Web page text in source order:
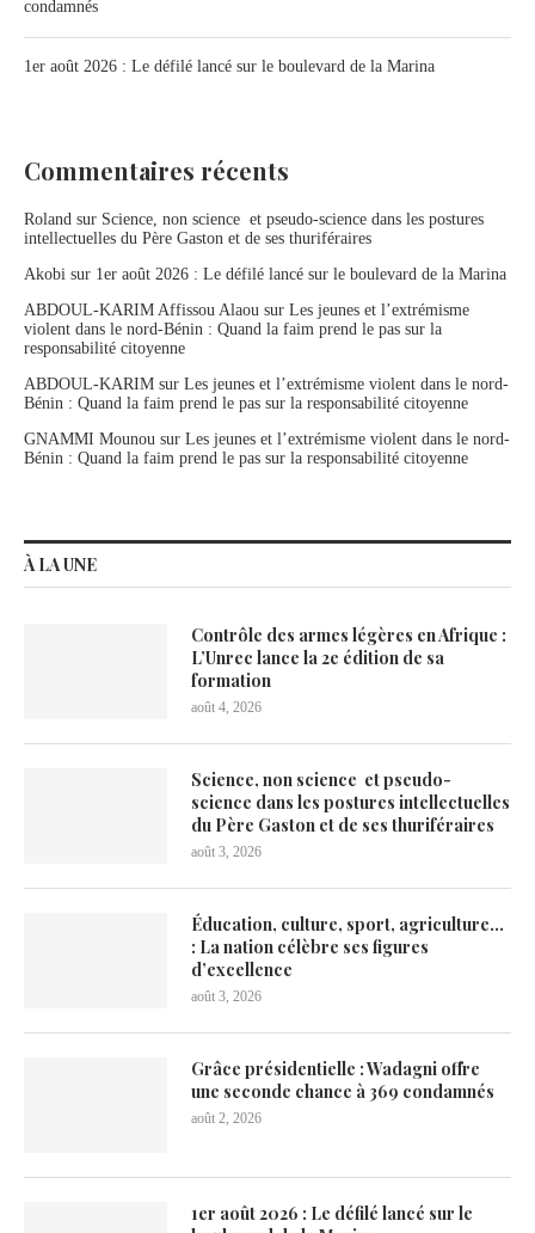
condamnés
1er août 2026 : Le défilé lancé sur le boulevard de la Marina
Commentaires récents
Roland sur Science, non science et pseudo-science dans les postures
intellectuelles du Père Gaston et de ses thuriféraires
Akobi sur 1er août 2026 : Le défilé lancé sur le boulevard de la Marina
ABDOUL-KARIM Affissou Alaou sur Les jeunes et l’extrémisme
violent dans le nord-Bénin : Quand la faim prend le pas sur la
responsabilité citoyenne
ABDOUL-KARIM sur Les jeunes et l’extrémisme violent dans le nord-
Bénin : Quand la faim prend le pas sur la responsabilité citoyenne
GNAMMI Mounou sur Les jeunes et l’extrémisme violent dans le nord-
Bénin : Quand la faim prend le pas sur la responsabilité citoyenne
À LA UNE
Contrôle des armes légères en Afrique :
L’Unrec lance la 2e édition de sa
formation
août 4, 2026
Science, non science et pseudo-
science dans les postures intellectuelles
du Père Gaston et de ses thuriféraires
août 3, 2026
Éducation, culture, sport, agriculture…
: La nation célèbre ses figures
d’excellence
août 3, 2026
Grâce présidentielle : Wadagni offre
une seconde chance à 369 condamnés
août 2, 2026
1er août 2026 : Le défilé lancé sur le